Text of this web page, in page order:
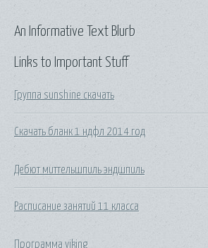
Links to Important Stuff
Группа sunshine скачать
Скачать бланк 1 ндфл 2014 год
Дебют миттельшпиль эндшпиль
Расписание занятий 11 класса
Программа viking
An Informative Text Blurb